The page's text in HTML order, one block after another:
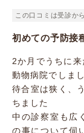
この口コミは受診か
初めての予防接
2か月でうちに
動物病院でしま
待合室は狭く、
ちました
中の診察室も広
の事について伺